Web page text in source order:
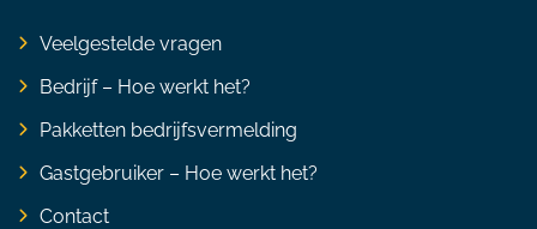
Veelgestelde vragen
Bedrijf – Hoe werkt het?
Pakketten bedrijfsvermelding
Gastgebruiker – Hoe werkt het?
Contact